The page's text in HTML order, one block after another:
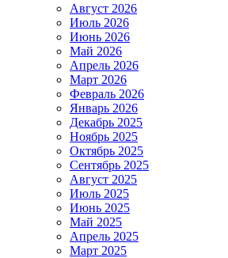
Август 2026
Июль 2026
Июнь 2026
Май 2026
Апрель 2026
Март 2026
Февраль 2026
Январь 2026
Декабрь 2025
Ноябрь 2025
Октябрь 2025
Сентябрь 2025
Август 2025
Июль 2025
Июнь 2025
Май 2025
Апрель 2025
Март 2025